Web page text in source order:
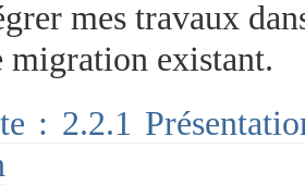
mes travaux
migration existant.
: 2.2.1